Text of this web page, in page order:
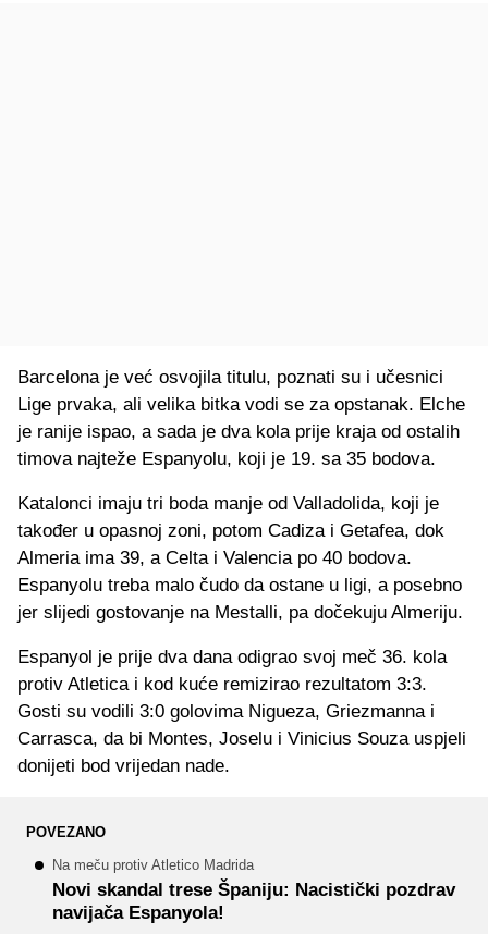
Barcelona je već osvojila titulu, poznati su i učesnici
Lige prvaka, ali velika bitka vodi se za opstanak. Elche
je ranije ispao, a sada je dva kola prije kraja od ostalih
timova najteže Espanyolu, koji je 19. sa 35 bodova.
Katalonci imaju tri boda manje od Valladolida, koji je
također u opasnoj zoni, potom Cadiza i Getafea, dok
Almeria ima 39, a Celta i Valencia po 40 bodova.
Espanyolu treba malo čudo da ostane u ligi, a posebno
jer slijedi gostovanje na Mestalli, pa dočekuju Almeriju.
Espanyol je prije dva dana odigrao svoj meč 36. kola
protiv Atletica i kod kuće remizirao rezultatom 3:3.
Gosti su vodili 3:0 golovima Nigueza, Griezmanna i
Carrasca, da bi Montes, Joselu i Vinicius Souza uspjeli
donijeti bod vrijedan nade.
POVEZANO
Na meču protiv Atletico Madrida
Novi skandal trese Španiju: Nacistički pozdrav
navijača Espanyola!